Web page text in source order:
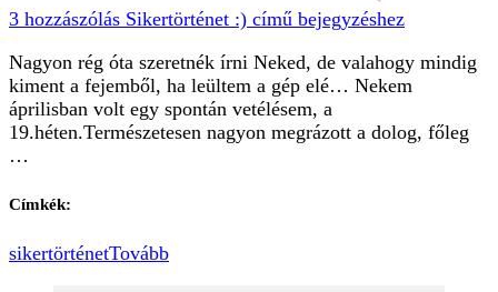
3 hozzászólás Sikertörténet :) című bejegyzéshez
Nagyon rég óta szeretnék írni Neked, de valahogy mindig
kiment a fejemből, ha leültem a gép elé… Nekem
áprilisban volt egy spontán vetélésem, a
19.héten.Természetesen nagyon megrázott a dolog, főleg
…
Címkék:
sikertörténetTovább